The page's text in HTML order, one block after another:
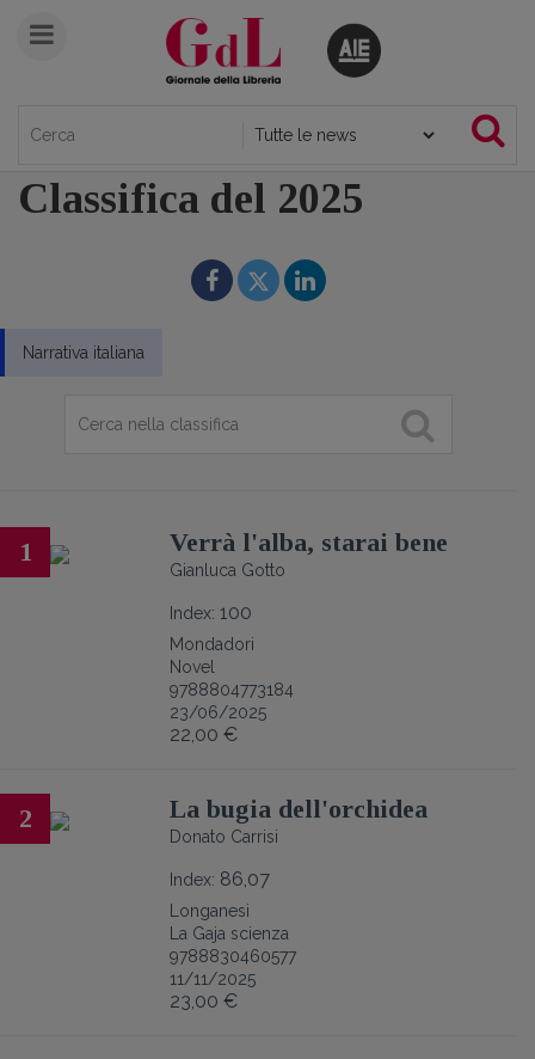
Classifica del 2025
Narrativa italiana
1 Verrà l'alba, starai bene
Gianluca Gotto
Index: 100
Mondadori
Novel
9788804773184
23/06/2025
22,00 €
2 La bugia dell'orchidea
Donato Carrisi
Index: 86,07
Longanesi
La Gaja scienza
9788830460577
11/11/2025
23,00 €